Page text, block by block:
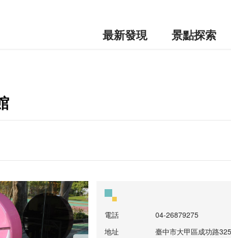
最新發現 景點探索
電話
04-26879275
地址
臺中市大甲區成功路